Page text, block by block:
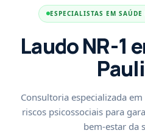
ESPECIALISTAS EM
Laudo NR-1
Consultoria especializada
riscos psicossociais para
bem-estar da